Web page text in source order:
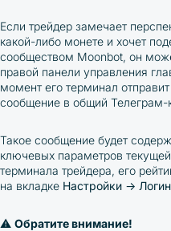
Если трейдер замечает
какой-либо монете и хочет
сообществом Moonbot, он
правой панели управления
момент его терминал
сообщение в общий Телеграм-
Такое сообщение будет
ключевых параметров
терминала трейдера, его
на вкладке Настройки → Логин
⚠️ Обратите внимание!